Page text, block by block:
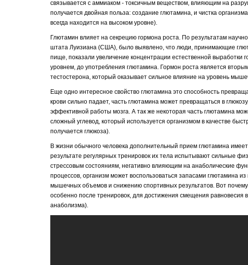
связывается с аммиаком - токсичным веществом, влияющим на
получается двойная польза: создание глютамина, и чистка
всегда находится на высоком уровне).
Глютамин влияет на секрецию гормона роста. По результатам
штата Луизиана (США), было выявлено, что люди, принимающие
пище, показали увеличение концентрации естественной выработки
уровнем, до употребления глютамина. Гормон роста является
тестостерона, который оказывает сильное влияние на уровень
Еще одно интересное свойство глютамина это способность
крови сильно падает, часть глютамина может превращаться в
эффективной работы мозга. А так же некоторая часть глютамина
сложный углевод, который используется организмом в качестве
получается глюкоза).
В жизни обычного человека дополнительный прием глютамина
результате регулярных тренировок их тела испытывают сильные
стрессовым состояниям, негативно влияющим на анаболические
процессов, организм может воспользоваться запасами глютамина
мышечных объемов и снижению спортивных результатов. Вот
особенно после тренировок, для достижения смещения равновесия
анаболизма).